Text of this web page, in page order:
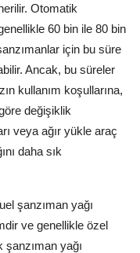
Otomatik
60 bin ile 80 bin
için bu süre
Ancak, bu süreler
kullanım koşullarına,
değişiklik
veya ağır yükle araç
daha sık
şanzıman yağı
ve genellikle özel
yağı